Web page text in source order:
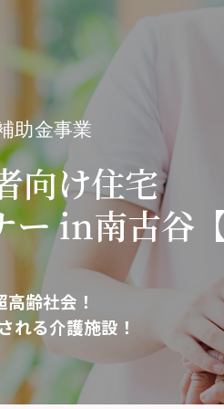
助金事業
向け住宅
ー in南古谷
齢社会！
れる介護施設！